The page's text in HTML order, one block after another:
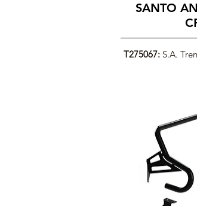
SANTO
T275067: S.A.